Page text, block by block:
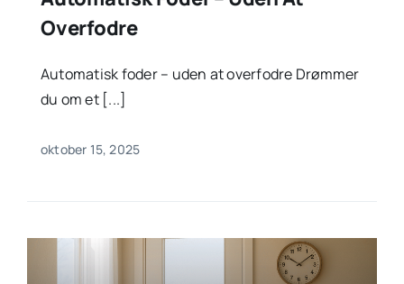
Overfodre
Automatisk foder – uden at overfodre Drømmer
du om et [...]
oktober 15, 2025